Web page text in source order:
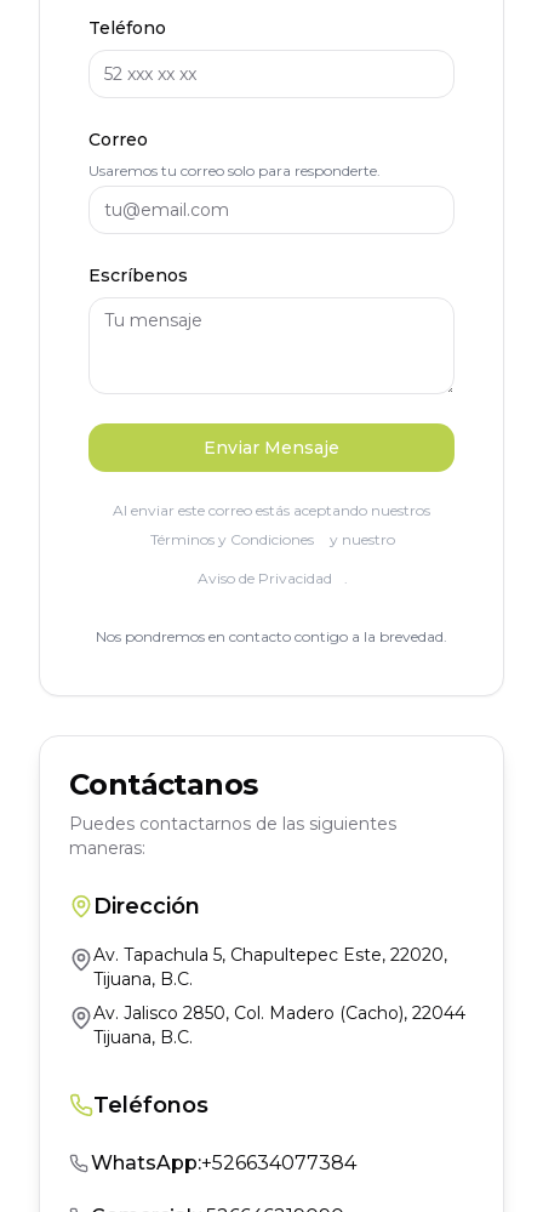
Teléfono
Correo
Usaremos tu correo solo para responderte.
Escríbenos
Enviar Mensaje
Al enviar este correo estás aceptando nuestros
Términos y Condiciones
y nuestro
Aviso de Privacidad .
Nos pondremos en contacto contigo a la brevedad.
Contáctanos
Puedes contactarnos de las siguientes
maneras:
Dirección
Av. Tapachula 5, Chapultepec Este, 22020,
Tijuana, B.C.
Av. Jalisco 2850, Col. Madero (Cacho), 22044
Tijuana, B.C.
Teléfonos
WhatsApp:+526634077384